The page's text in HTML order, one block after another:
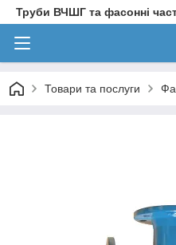
Труби ВЧШГ та фасонні
Товари та послуги